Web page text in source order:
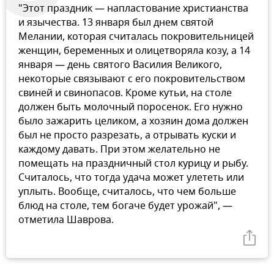
"Этот праздник — напластование христианства
и язычества. 13 января был днем святой
Мелании, которая считалась покровительницей
женщин, беременных и олицетворяла козу, а 14
января — день святого Василия Великого,
некоторые связывают с его покровительством
свиней и свинопасов. Кроме кутьи, на столе
должен быть молочный поросенок. Его нужно
было зажарить целиком, а хозяин дома должен
был не просто разрезать, а отрывать куски и
каждому давать. При этом желательно не
помещать на праздничный стол курицу и рыбу.
Считалось, что тогда удача может улететь или
уплыть. Вообще, считалось, что чем больше
блюд на столе, тем богаче будет урожай", —
отметила Шаврова.